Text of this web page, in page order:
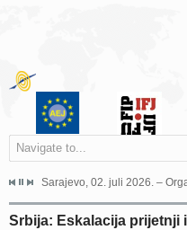
Navigate to...
Grada Sarajeva povodom Dana
Sarajevo, 02. juli 2026. –
Srbija: Eskalacija prijetnji